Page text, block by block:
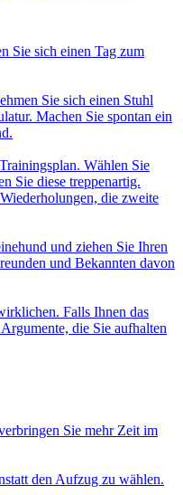
Sie sich einen Tag zum
Sie sich einen Stuhl
Machen Sie spontan ein
Wählen Sie
Sie diese treppenartig.
die zweite
und ziehen Sie Ihren
und Bekannten davon
Falls Ihnen das
die Sie aufhalten
Sie mehr Zeit im
den Aufzug zu wählen.